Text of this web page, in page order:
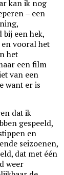
kan ik nog
– een
bij een hek,
en vooral het
het
een film
van een
want er is
dat ik
gespeeld,
en
seizoenen,
dat met één
weer